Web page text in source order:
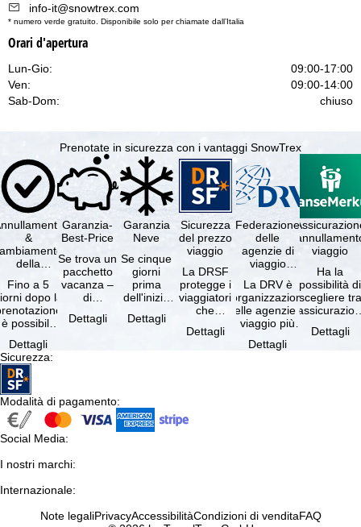
info-it@snowtrex.com
* numero verde gratuito. Disponibile solo per chiamate dall’Italia
Orari d'apertura
Lun-Gio:
09:00-17:00
Ven:
09:00-14:00
Sab-Dom:
chiuso
Prenotate in sicurezza con i vantaggi SnowTrex
&
della
gratuiti
Fino a 5
dopo la
è possibile
il …
Dettagli
Garanzia-
Best-Price
Se trova un
pacchetto
vacanza –
di
e servizi
Dettagli
Garanzia
Neve
Se cinque
giorni
prima
dell'inizio
soggiorno
Dettagli
Sicurezza
del prezzo
viaggio
La DRSF
protegge i
viaggiatori
che
un
Dettagli
Federazione
delle
agenzie di
viaggio
La DRV è
l'organizzazione
delle agenzie di
viaggio più
Germania.
Dettagli
viaggio
Ha la
possibilità di
scegliere tra
viaggio
Dettagli
Sicurezza:
Modalità di pagamento:
Social Media:
I nostri marchi:
Internazionale:
Note legaliPrivacyAccessibilitàCondizioni di venditaFAQ